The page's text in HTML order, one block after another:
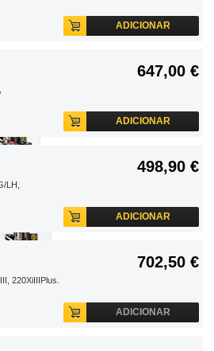
ADICIONAR
647,00 €
ADICIONAR
LH,
498,90 €
ADICIONAR
220XiIIIPlus.
702,50 €
ADICIONAR